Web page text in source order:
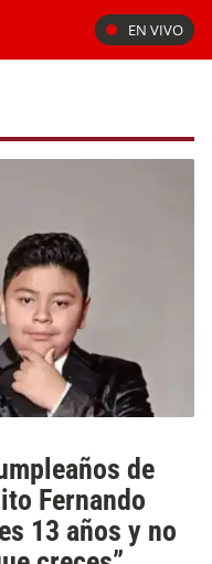
EN VIVO
de
Fernando
13 años y no